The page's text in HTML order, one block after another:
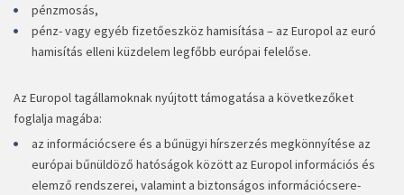
pénzmosás,
pénz- vagy egyéb fizetőeszköz hamisítása – az Europol az euró
hamisítás elleni küzdelem legfőbb európai felelőse.
Az Europol tagállamoknak nyújtott támogatása a következőket
foglalja magába:
az információcsere és a bűnügyi hírszerzés megkönnyítése az
európai bűnüldöző hatóságok között az Europol információs és
elemző rendszerei, valamint a biztonságos információcsere-